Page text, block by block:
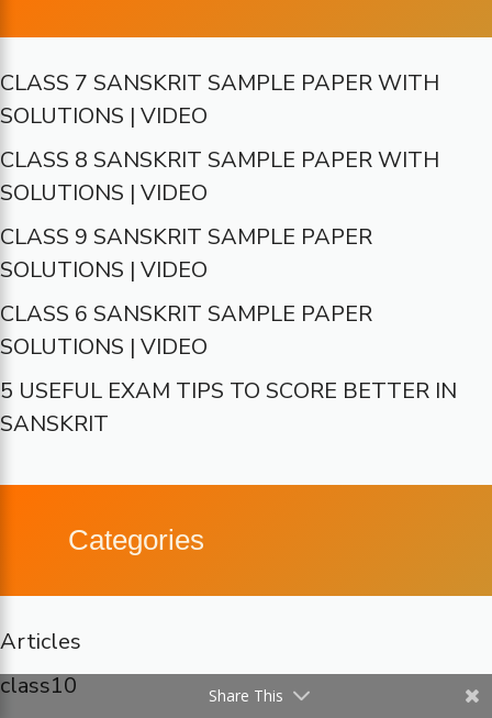
CLASS 7 SANSKRIT SAMPLE PAPER WITH
SOLUTIONS | VIDEO
CLASS 8 SANSKRIT SAMPLE PAPER WITH
SOLUTIONS | VIDEO
CLASS 9 SANSKRIT SAMPLE PAPER
SOLUTIONS | VIDEO
CLASS 6 SANSKRIT SAMPLE PAPER
SOLUTIONS | VIDEO
5 USEFUL EXAM TIPS TO SCORE BETTER IN
SANSKRIT
Categories
Articles
class10
Share This